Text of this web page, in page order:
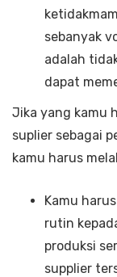
sebanyak
adalah
dapat
Jika yang kamu
suplier sebagai
kamu harus
Kamu
rutin
produksi
supplier